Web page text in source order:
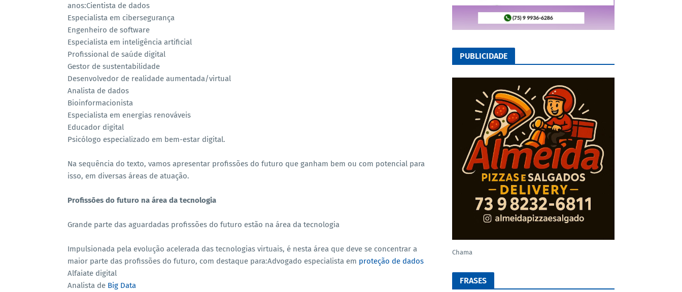
anos:Cientista de dados
Especialista em cibersegurança
Engenheiro de software
Especialista em inteligência artificial
Profissional de saúde digital
Gestor de sustentabilidade
Desenvolvedor de realidade aumentada/virtual
Analista de dados
Bioinformacionista
Especialista em energias renováveis
Educador digital
Psicólogo especializado em bem-estar digital.
Na sequência do texto, vamos apresentar profissões do futuro que ganham bem ou com potencial para
isso, em diversas áreas de atuação.
Profissões do futuro na área da tecnologia
Grande parte das aguardadas profissões do futuro estão na área da tecnologia
Impulsionada pela evolução acelerada das tecnologias virtuais, é nesta área que deve se concentrar a
maior parte das profissões do futuro, com destaque para:Advogado especialista em proteção de dados
Alfaiate digital
Analista de Big Data
PUBLICIDADE
Chama
FRASES